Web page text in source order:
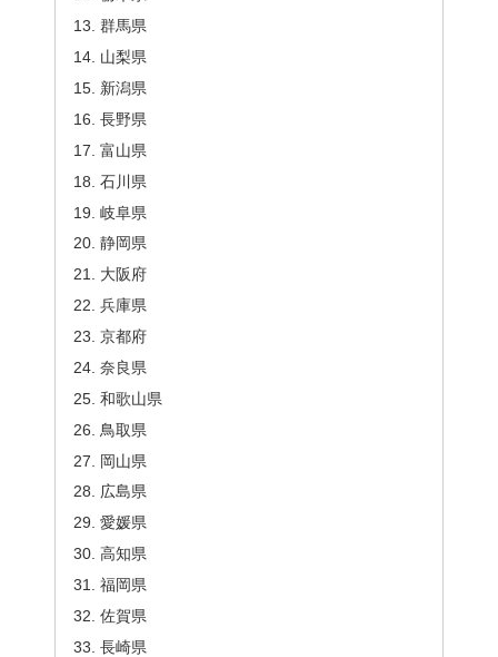
群馬県
山梨県
新潟県
長野県
富山県
石川県
岐阜県
静岡県
大阪府
兵庫県
京都府
奈良県
和歌山県
鳥取県
岡山県
広島県
愛媛県
高知県
福岡県
佐賀県
長崎県